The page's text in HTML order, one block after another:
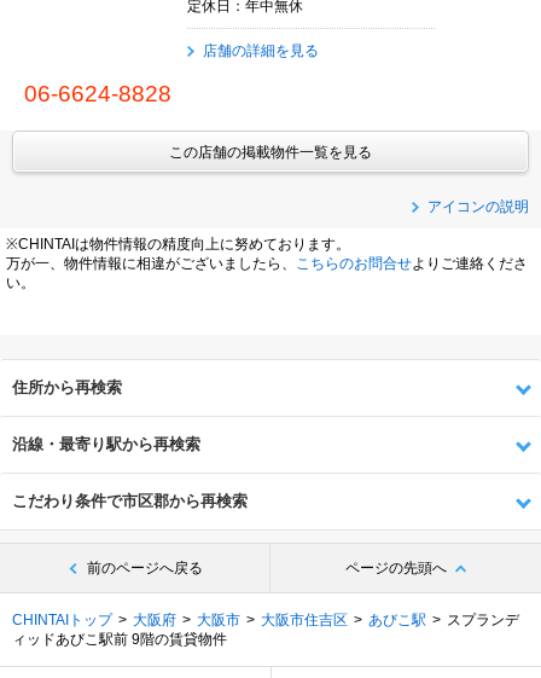
定休日：年中無休
店舗の詳細を見る
06-6624-8828
この店舗の掲載物件一覧を見る
アイコンの説明
※CHINTAIは物件情報の精度向上に努めております。
万が一、物件情報に相違がございましたら、
こちらのお問合せよりご連絡くださ
い。
住所から再検索
沿線・最寄り駅から再検索
こだわり条件で市区郡から再検索
前のページへ戻る ページの先頭へ
CHINTAIトップ 大阪府 大阪市 大阪市住吉区 あびこ駅
スプランデ
ィッドあびこ駅前 9階の賃貸物件